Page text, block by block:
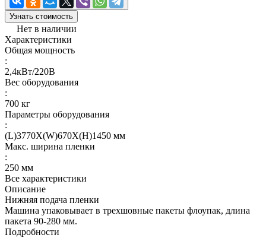
Узнать стоимость
Нет в наличии
Характеристики
Общая мощность
:
2,4кВт/220В
Вес оборудования
:
700 кг
Параметры оборудования
:
(L)3770X(W)670X(H)1450 мм
Макс. ширина пленки
:
250 мм
Все характеристики
Описание
Нижняя подача пленки
Машина упаковывает в трехшовные пакеты флоупак, длина
пакета 90-280 мм.
Подробности